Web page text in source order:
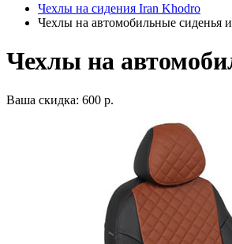
Чехлы на сидения Iran Khodro
Чехлы на автомобильные сиденья
Чехлы на
Ваша скидка: 600 р.